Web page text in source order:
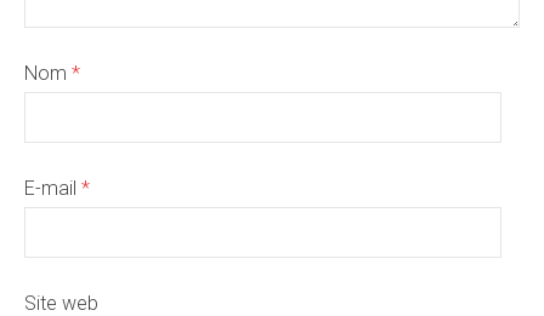
Nom *
E-mail *
Site web